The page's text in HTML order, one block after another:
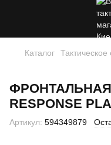
Каталог
ФРОНТАЛЬНАЯ
RESPONSE
Артикул: 594349879